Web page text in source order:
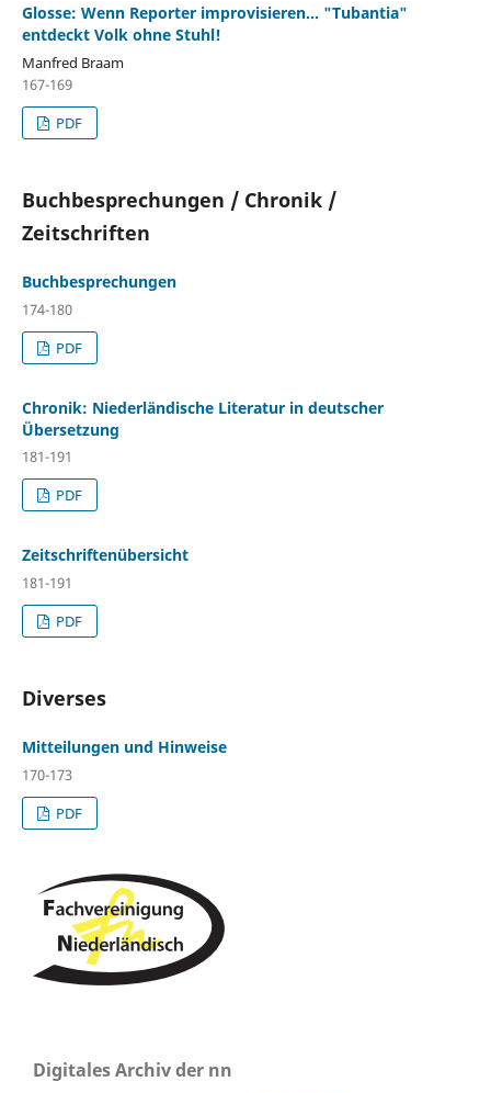
Glosse: Wenn Reporter improvisieren... "Tubantia"
entdeckt Volk ohne Stuhl!
Manfred Braam
167-169
PDF
Buchbesprechungen / Chronik /
Zeitschriften
Buchbesprechungen
174-180
PDF
Chronik: Niederländische Literatur in deutscher
Übersetzung
181-191
PDF
Zeitschriftenübersicht
181-191
PDF
Diverses
Mitteilungen und Hinweise
170-173
PDF
Digitales Archiv der nn